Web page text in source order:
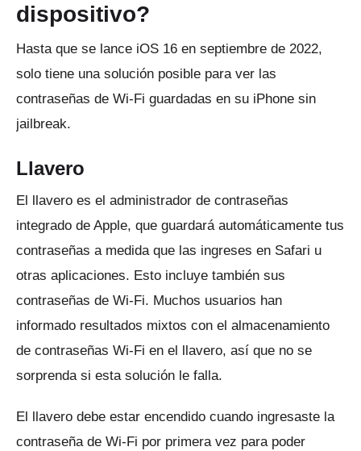
dispositivo?
Hasta que se lance iOS 16 en septiembre de 2022,
solo tiene una solución posible para ver las
contraseñas de Wi-Fi guardadas en su iPhone sin
jailbreak.
Llavero
El llavero es el administrador de contraseñas
integrado de Apple, que guardará automáticamente tus
contraseñas a medida que las ingreses en Safari u
otras aplicaciones. Esto incluye también sus
contraseñas de Wi-Fi. Muchos usuarios han
informado resultados mixtos con el almacenamiento
de contraseñas Wi-Fi en el llavero, así que no se
sorprenda si esta solución le falla.
El llavero debe estar encendido cuando ingresaste la
contraseña de Wi-Fi por primera vez para poder